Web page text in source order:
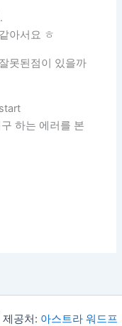
아서요 ㅎ
못된점이 있을까
하는 에러를 본
공처: 아스트라 워드프